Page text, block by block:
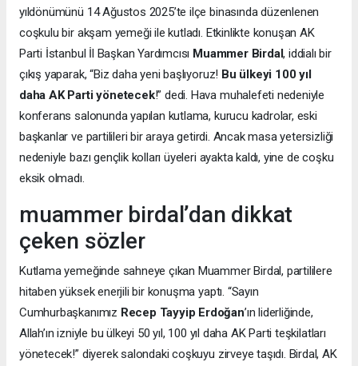
yıldönümünü 14 Ağustos 2025’te ilçe binasında düzenlenen
coşkulu bir akşam yemeği ile kutladı. Etkinlikte konuşan AK
Parti İstanbul İl Başkan Yardımcısı Muammer Birdal, iddialı bir
çıkış yaparak, “Biz daha yeni başlıyoruz! Bu ülkeyi 100 yıl
daha AK Parti yönetecek!” dedi. Hava muhalefeti nedeniyle
konferans salonunda yapılan kutlama, kurucu kadrolar, eski
başkanlar ve partilileri bir araya getirdi. Ancak masa yetersizliği
nedeniyle bazı gençlik kolları üyeleri ayakta kaldı, yine de coşku
eksik olmadı.
muammer birdal’dan dikkat
çeken sözler
Kutlama yemeğinde sahneye çıkan Muammer Birdal, partililere
hitaben yüksek enerjili bir konuşma yaptı. “Sayın
Cumhurbaşkanımız Recep Tayyip Erdoğan’ın liderliğinde,
Allah’ın izniyle bu ülkeyi 50 yıl, 100 yıl daha AK Parti teşkilatları
yönetecek!” diyerek salondaki coşkuyu zirveye taşıdı. Birdal, AK